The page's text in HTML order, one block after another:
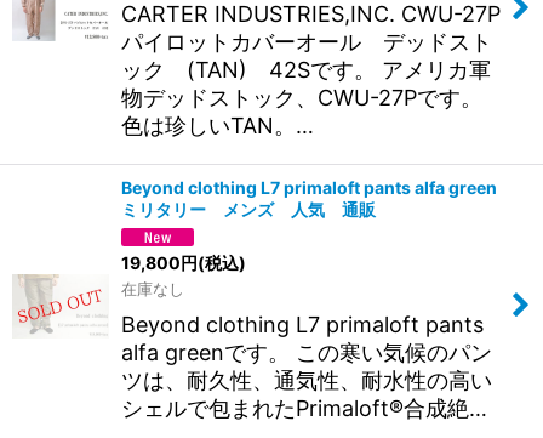
CARTER INDUSTRIES,INC. CWU-27P
パイロットカバーオール デッドスト
ック (TAN) 42Sです。 アメリカ軍
物デッドストック、CWU-27Pです。
色は珍しいTAN。…
Beyond clothing L7 primaloft pants alfa green
ミリタリー メンズ 人気 通販
19,800円(税込)
在庫なし
Beyond clothing L7 primaloft pants
alfa greenです。 この寒い気候のパン
ツは、耐久性、通気性、耐水性の高い
シェルで包まれたPrimaloft®合成絶…